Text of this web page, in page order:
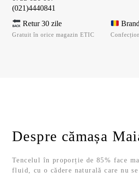
(021)4440841
Retur 30 zile
Gratuit în orice magazin ETIC
Despre cămașa
Tencelul în proporție de 85% face
fluid, cu o cădere naturală care nu se